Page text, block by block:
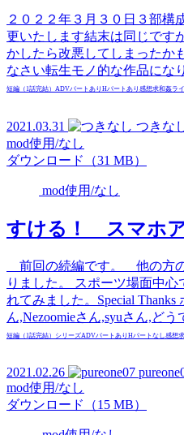
２０２２年３月３０日３部構
更いたします結末は同じです
かしたら改悪してしまったか
なさい転生モノ的な作品にな
短編（1話完結） ADVパートあり Hパートあり 感想求和姦ラ
2021.03.31 つきな
mod使用/なし
ダウンロード（31 MB）
mod使用/なし
すける！ スマホア
前回の続編です。 他の方
りました。 スポーツ場面中
れてみました。Special Thanks
ん,Nezoomieさん,syuさん,どう
短編（1話完結） シリーズADVパートあり Hパートなし感想求
2021.02.26
mod使用/なし
ダウンロード（15 MB）